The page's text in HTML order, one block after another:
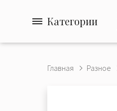
Категории
Главная Разное